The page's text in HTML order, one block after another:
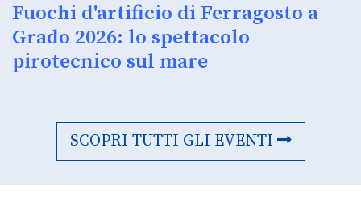
Fuochi d'artificio di Ferragosto a
Grado 2026: lo spettacolo
pirotecnico sul mare
SCOPRI TUTTI GLI EVENTI